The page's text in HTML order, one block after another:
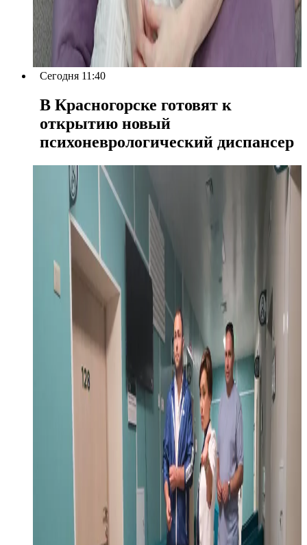
Сегодня 11:40
В Красногорске готовят к
открытию новый
психоневрологический диспансер